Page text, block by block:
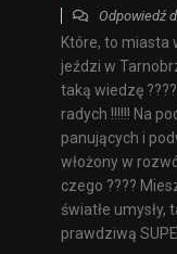
Odpowiedź
Które, to miasta
jeździ w
taką wiedzę
radych !!!!!! Na
panujących i
włożony w
czego ????
światłe
prawdziwą